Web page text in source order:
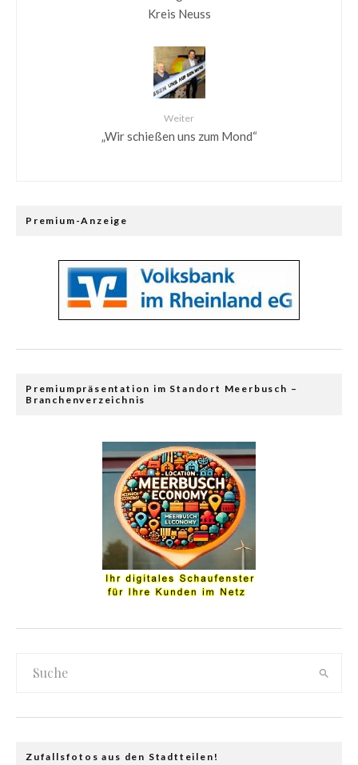
Kreis Neuss
Weiter
„Wir schießen uns zum Mond“
Premium-Anzeige
Premiumpräsentation im Standort Meerbusch –
Branchenverzeichnis
Zufallsfotos aus den Stadtteilen!